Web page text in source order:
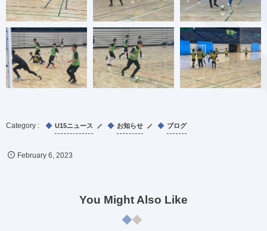
U15ニュース お知らせ ブログ
February 6 ,2023
You Might Also Like